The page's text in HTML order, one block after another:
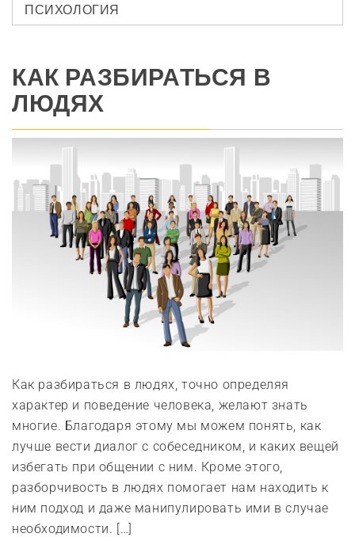
ПСИХОЛОГИЯ
КАК РАЗБИРАТЬСЯ В
ЛЮДЯХ
Как разбираться в людях, точно определяя
характер и поведение человека, желают знать
многие. Благодаря этому мы можем понять, как
лучше вести диалог с собеседником, и каких вещей
избегать при общении с ним. Кроме этого,
разборчивость в людях помогает нам находить к
ним подход и даже манипулировать ими в случае
необходимости. […]